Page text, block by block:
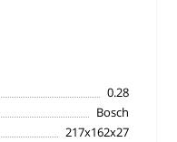
0.28
Bosch
217х162х27